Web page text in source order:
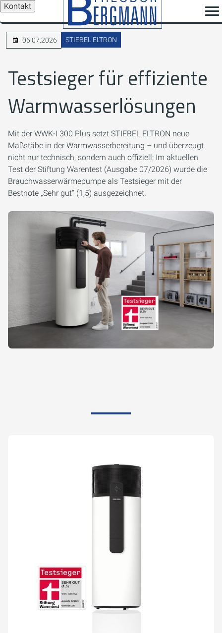
Kontakt
06.07.2026 STIEBEL ELTRON
Testsieger für effiziente
Warmwasserlösungen
Mit der WWK-I 300 Plus setzt STIEBEL ELTRON neue
Maßstäbe in der Warmwasserbereitung – und überzeugt
nicht nur technisch, sondern auch offiziell: Im aktuellen
Test der Stiftung Warentest (Ausgabe 07/2026) wurde die
Brauchwasserwärmepumpe als Testsieger mit der
Bestnote „Sehr gut“ (1,5) ausgezeichnet.